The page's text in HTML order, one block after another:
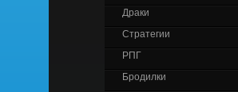
Драки
Стратегии
РПГ
Бродилки